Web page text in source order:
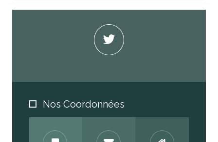
Nos Coordonnées